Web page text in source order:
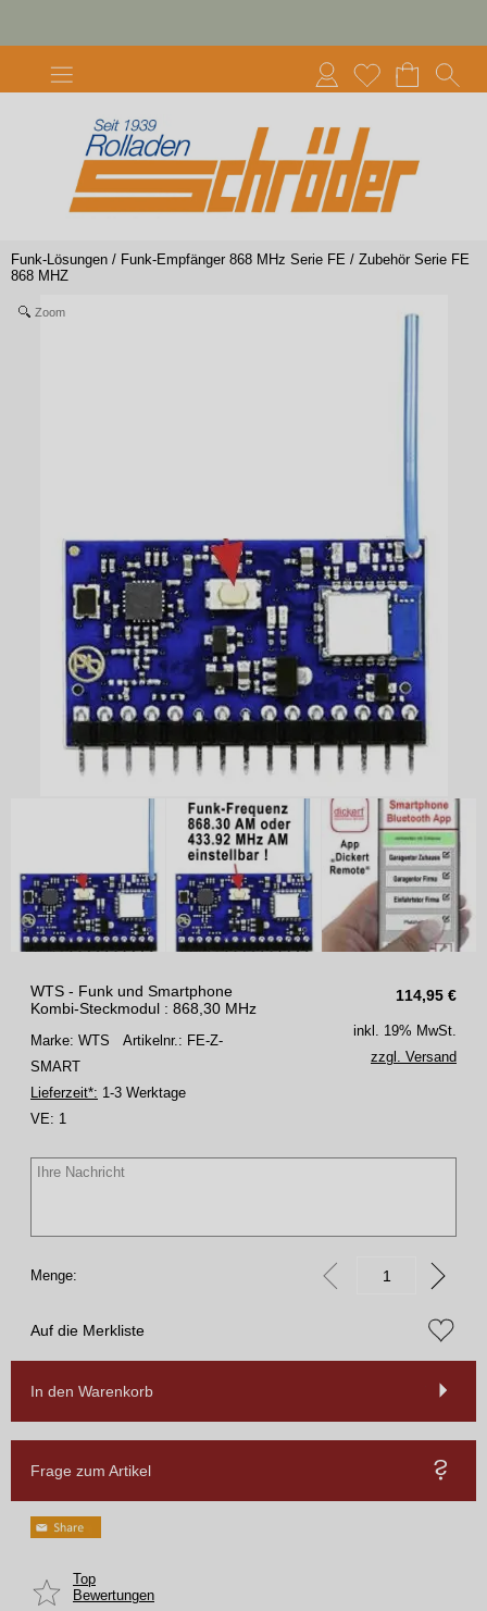
Funk-Lösungen / Funk-Empfänger 868 MHz Serie FE / Zubehör Serie FE
868 MHZ
Zoom
114,95 €
WTS - Funk und Smartphone
Kombi-Steckmodul : 868,30 MHz
Marke: WTS Artikelnr.: FE-Z-
SMART
Lieferzeit*: 1-3 Werktage
VE: 1
inkl. 19% MwSt.
zzgl. Versand
Menge:
Auf die Merkliste
In den Warenkorb
Frage zum Artikel
Top
Bewertungen